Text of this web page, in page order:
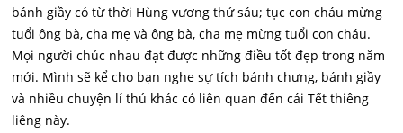
bánh giầy có từ thời Hùng vương thứ sáu; tục con cháu mừng
tuổi ông bà, cha mẹ và ông bà, cha mẹ mừng tuổi con cháu.
Mọi người chúc nhau đạt được những điều tốt đẹp trong năm
mới. Mình sẽ kể cho bạn nghe sự tích bánh chưng, bánh giầy
và nhiều chuyện lí thú khác có liên quan đến cái Tết thiêng
liêng này.